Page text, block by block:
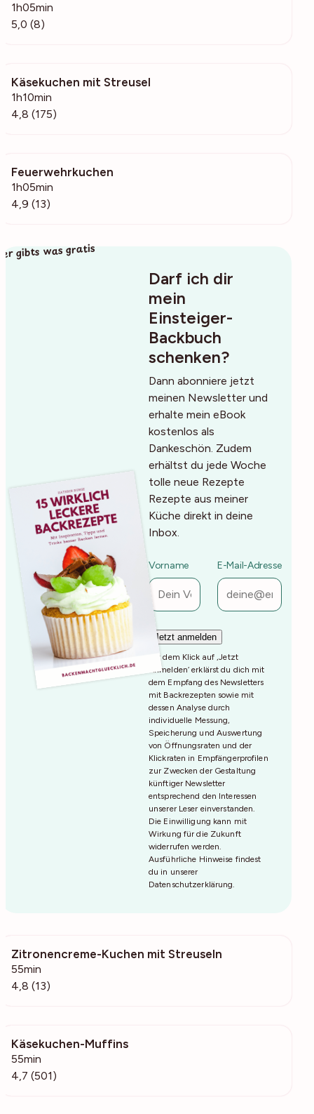
1h05min
5,0 (8)
Käsekuchen mit Streusel
1h10min
4,8 (175)
Feuerwehrkuchen
1h05min
4,9 (13)
Darf ich dir
mein
Einsteiger-
Backbuch
schenken?
Dann abonniere jetzt
meinen Newsletter und
erhalte mein eBook
kostenlos als
Dankeschön. Zudem
erhältst du jede Woche
tolle neue Rezepte
Rezepte aus meiner
Küche direkt in deine
Inbox.
Vorname E-Mail-Adresse
Mit dem Klick auf ‚Jetzt
Anmelden‘ erklärst du dich mit
dem Empfang des Newsletters
mit Backrezepten sowie mit
dessen Analyse durch
individuelle Messung,
Speicherung und Auswertung
von Öffnungsraten und der
Klickraten in Empfängerprofilen
zur Zwecken der Gestaltung
künftiger Newsletter
entsprechend den Interessen
unserer Leser einverstanden.
Die Einwilligung kann mit
Wirkung für die Zukunft
widerrufen werden.
Ausführliche Hinweise findest
du in unserer
Datenschutzerklärung
gibts was gratis
Zitronencreme-Kuchen mit Streuseln
55min
4,8 (13)
Käsekuchen-Muffins
55min
4,7 (501)